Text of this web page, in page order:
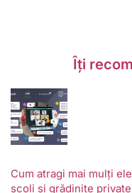
Îți
Cum atragi mai mulți
școli și grădinițe private